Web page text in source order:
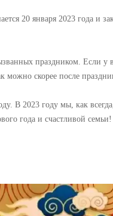
20 января 2023 года и
праздником. Если у
скорее после
В 2023 году мы, как
года и счастливой семьи!